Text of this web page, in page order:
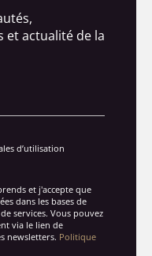
et actualité de la
d’utilisation
et j'accepte que
dans les bases de
services. Vous pouvez
via le lien de
newsletters. Politique